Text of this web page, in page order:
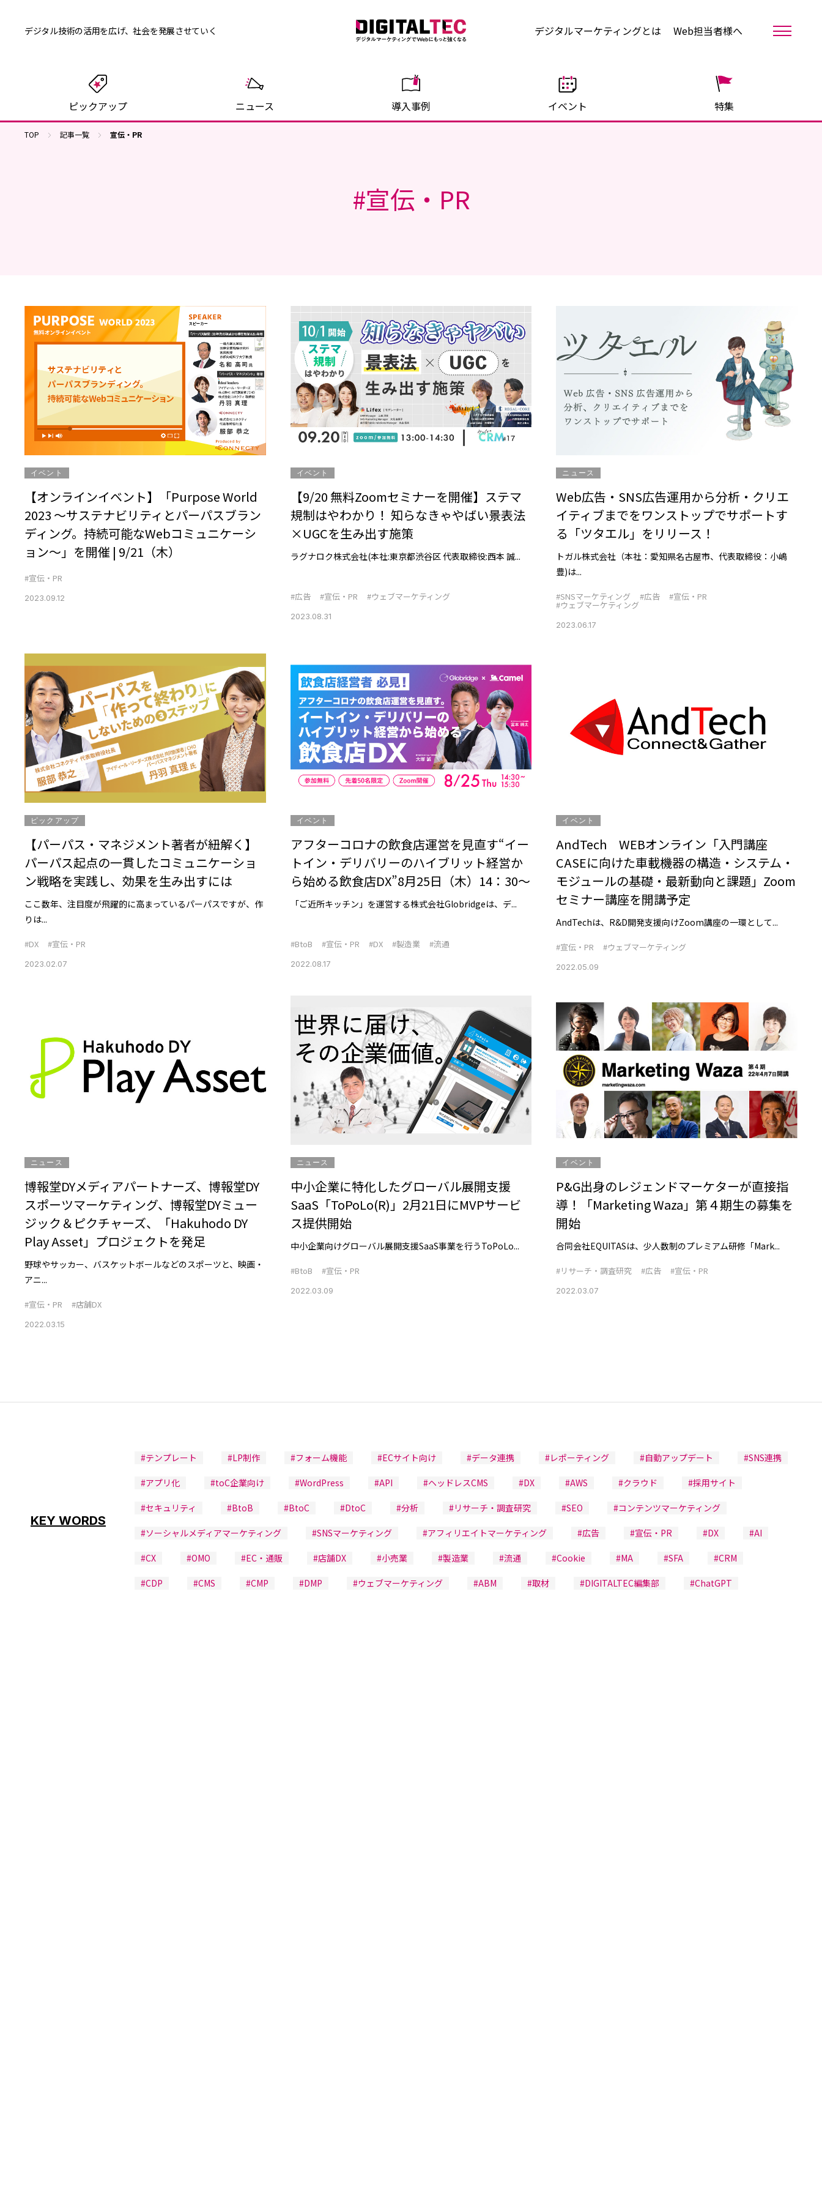
デジタル技術の活用を広げ、社会を発展させていく デジタルマーケティングとは Web担当者様へ
ピックアップ ニュース 導入事例 イベント 特集
TOP 記事一覧 宣伝・PR
#宣伝・PR
イベント
【オンラインイベント】「Purpose World
2023 ～サステナビリティとパーパスブラン
ディング。持続可能なWebコミュニケーシ
ョン～」を開催 | 9/21（木）
#宣伝・PR
2023.09.12
イベント
【9/20 無料Zoomセミナーを開催】ステマ
規制はやわかり！ 知らなきゃやばい景表法
×UGCを生み出す施策
ラグナロク株式会社(本社:東京都渋谷区 代表取締役:⻄本 誠...
#広告 #宣伝・PR #ウェブマーケティング
2023.08.31
ニュース
Web広告・SNS広告運用から分析・クリエ
イティブまでをワンストップでサポートす
る「ツタエル」をリリース！
トガル株式会社（本社：愛知県名古屋市、代表取締役：小嶋
豊)は...
#SNSマーケティング #広告 #宣伝・PR
#ウェブマーケティング
2023.06.17
ピックアップ
【パーパス・マネジメント著者が紐解く】
パーパス起点の一貫したコミュニケーショ
ン戦略を実践し、効果を生み出すには
ここ数年、注目度が飛躍的に高まっているパーパスですが、作
りは...
#DX #宣伝・PR
2023.02.07
イベント
アフターコロナの飲食店運営を見直す“イー
トイン・デリバリーのハイブリット経営か
ら始める飲食店DX”8月25日（木）14：30～
「ご近所キッチン」を運営する株式会社Globridgeは、デ...
#BtoB #宣伝・PR #DX #製造業 #流通
2022.08.17
イベント
AndTech WEBオンライン「入門講座
CASEに向けた車載機器の構造・システム・
モジュールの基礎・最新動向と課題」Zoom
セミナー講座を開講予定
AndTechは、R&D開発支援向けZoom講座の一環として...
#宣伝・PR #ウェブマーケティング
2022.05.09
ニュース
博報堂DYメディアパートナーズ、博報堂DY
スポーツマーケティング、博報堂DYミュー
ジック＆ピクチャーズ、「Hakuhodo DY
Play Asset」プロジェクトを発足
野球やサッカー、バスケットボールなどのスポーツと、映画・
アニ...
#宣伝・PR #店舗DX
2022.03.15
ニュース
中小企業に特化したグローバル展開支援
SaaS「ToPoLo(R)」2月21日にMVPサービ
ス提供開始
中小企業向けグローバル展開支援SaaS事業を行うToPoLo...
#BtoB #宣伝・PR
2022.03.09
イベント
P&G出身のレジェンドマーケターが直接指
導！「Marketing Waza」第４期生の募集を
開始
合同会社EQUITASは、少人数制のプレミアム研修「Mark...
#リサーチ・調査研究 #広告 #宣伝・PR
2022.03.07
KEY WORDS
#テンプレート #LP制作 #フォーム機能 #ECサイト向け #データ連携 #レポーティング #自動アップデート #SNS連携
#アプリ化 #toC企業向け #WordPress #API #ヘッドレスCMS #DX #AWS #クラウド #採用サイト
#セキュリティ #BtoB #BtoC #DtoC #分析 #リサーチ・調査研究 #SEO #コンテンツマーケティング
#ソーシャルメディアマーケティング #SNSマーケティング #アフィリエイトマーケティング #広告 #宣伝・PR #DX #AI
#CX #OMO #EC・通販 #店舗DX #小売業 #製造業 #流通 #Cookie #MA #SFA #CRM
#CDP #CMS #CMP #DMP #ウェブマーケティング #ABM #取材 #DIGITALTEC編集部 #ChatGPT